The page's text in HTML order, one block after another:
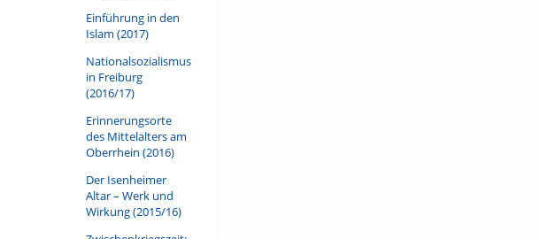
Einführung in den
Islam (2017)
Nationalsozialismus
in Freiburg
(2016/17)
Erinnerungsorte
des Mittelalters am
Oberrhein (2016)
Der Isenheimer
Altar – Werk und
Wirkung (2015/16)